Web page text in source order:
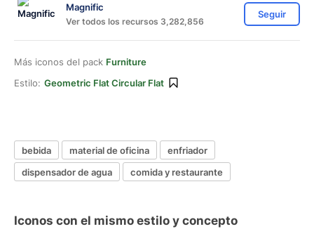
Magnific
Ver todos los recursos 3,282,856
Seguir
Más iconos del pack Furniture
Estilo: Geometric Flat Circular Flat
bebida material de oficina
enfriador
dispensador de agua
comida y restaurante
Iconos con el mismo estilo y concepto